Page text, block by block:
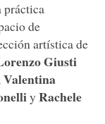
práctica
de
artística de
Giusti
Valentina
y Rachele